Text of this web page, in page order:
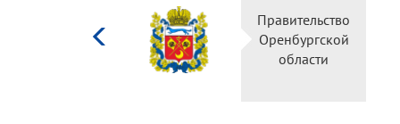
Министерство
культуры
Российской
федерации